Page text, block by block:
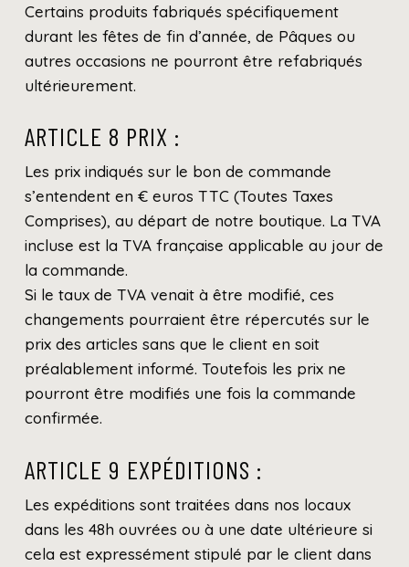
Certains produits fabriqués spécifiquement
durant les fêtes de fin d’année, de Pâques ou
autres occasions ne pourront être refabriqués
ultérieurement.
ARTICLE 8 PRIX :
Les prix indiqués sur le bon de commande
s’entendent en € euros TTC (Toutes Taxes
Comprises), au départ de notre boutique. La TVA
incluse est la TVA française applicable au jour de
la commande.
Si le taux de TVA venait à être modifié, ces
changements pourraient être répercutés sur le
prix des articles sans que le client en soit
préalablement informé. Toutefois les prix ne
pourront être modifiés une fois la commande
confirmée.
ARTICLE 9 EXPÉDITIONS :
Les expéditions sont traitées dans nos locaux
dans les 48h ouvrées ou à une date ultérieure si
cela est expressément stipulé par le client dans